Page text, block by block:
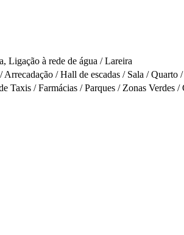
Ligação à rede de água / Lareira
/ Hall de escadas / Sala /
Taxis / Farmácias / Parques / Zonas Verdes